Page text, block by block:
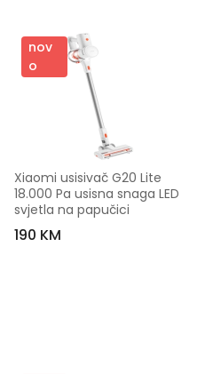
nov
o
Xiaomi usisivač G20 Lite
18.000 Pa usisna snaga LED
svjetla na papučici
190 KM